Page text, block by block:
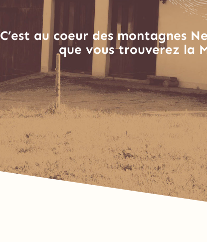
C’est au coeur des montagnes
que vous trouverez la